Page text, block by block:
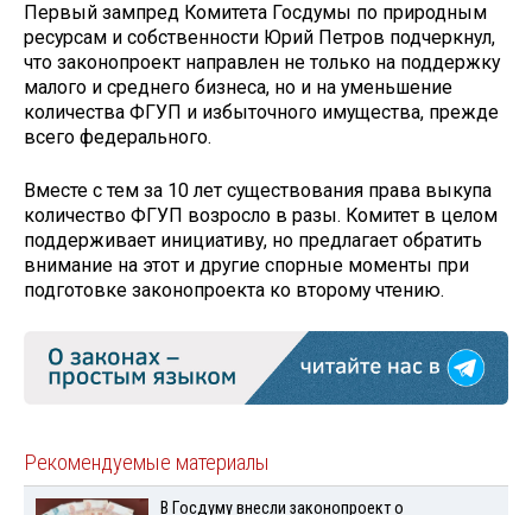
Первый зампред Комитета Госдумы по природным
ресурсам и собственности Юрий Петров подчеркнул,
что законопроект направлен не только на поддержку
малого и среднего бизнеса, но и на уменьшение
количества ФГУП и избыточного имущества, прежде
всего федерального.
Вместе с тем за 10 лет существования права выкупа
количество ФГУП возросло в разы. Комитет в целом
поддерживает инициативу, но предлагает обратить
внимание на этот и другие спорные моменты при
подготовке законопроекта ко второму чтению.
Рекомендуемые материалы
В Госдуму внесли законопроект о